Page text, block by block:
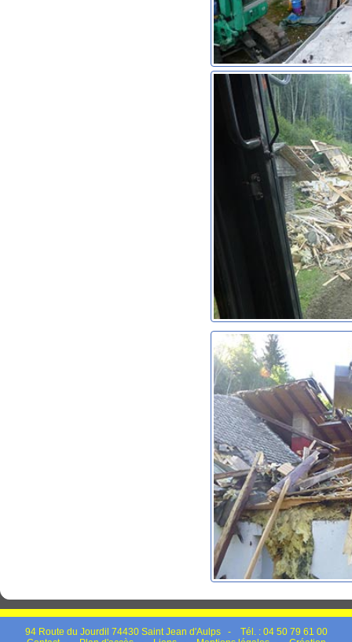
94 Route du Jourdil 74430 Saint Jean d'Aulps - Tél. : 04 50 79 61 00